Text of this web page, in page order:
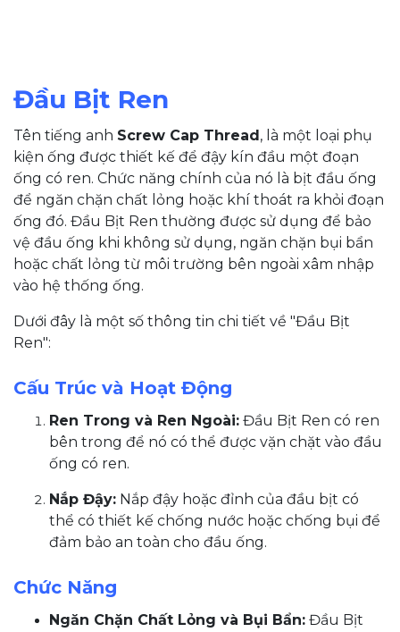
Đầu Bịt Ren
Tên tiếng anh Screw Cap Thread, là một loại phụ
kiện ống được thiết kế để đậy kín đầu một đoạn
ống có ren. Chức năng chính của nó là bịt đầu ống
để ngăn chặn chất lỏng hoặc khí thoát ra khỏi đoạn
ống đó. Đầu Bịt Ren thường được sử dụng để bảo
vệ đầu ống khi không sử dụng, ngăn chặn bụi bẩn
hoặc chất lỏng từ môi trường bên ngoài xâm nhập
vào hệ thống ống.
Dưới đây là một số thông tin chi tiết về "Đầu Bịt
Ren":
Cấu Trúc và Hoạt Động
Ren Trong và Ren Ngoài: Đầu Bịt Ren có ren
bên trong để nó có thể được vặn chặt vào đầu
ống có ren.
Nắp Đậy: Nắp đậy hoặc đỉnh của đầu bịt có
thể có thiết kế chống nước hoặc chống bụi để
đảm bảo an toàn cho đầu ống.
Chức Năng
Ngăn Chặn Chất Lỏng và Bụi Bẩn: Đầu Bịt